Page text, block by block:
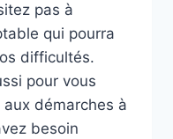
pas à
qui pourra
difficultés.
pour vous
démarches à
besoin